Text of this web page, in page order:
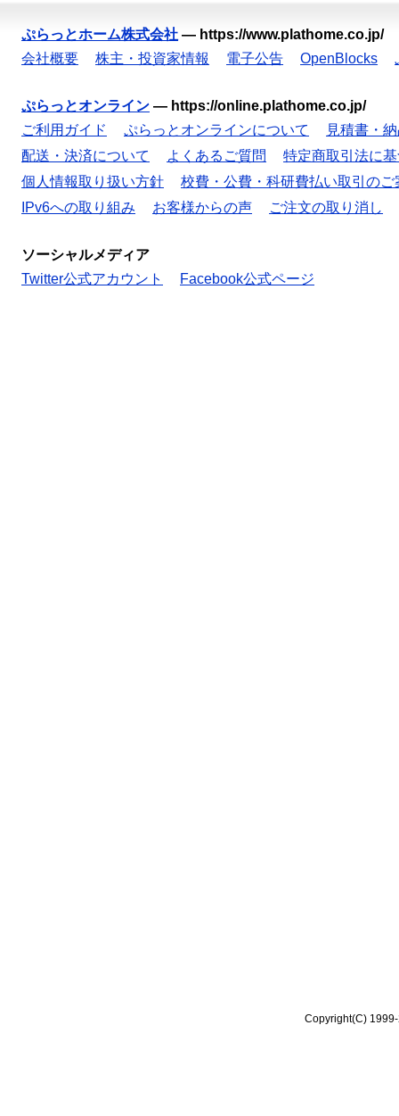
ぷらっとホーム株式会社 — https://www.plathome.co.jp/
会社概要
株主・投資家情報 電子公告 OpenBlocks
ぷらっとオンライン — https://online.plathome.co.jp/
ご利用ガイド
ぷらっとオンラインについて
見積書・
配送・決済について
よくあるご質問
特定商取引法に
個人情報取り扱い方針
校費・公費・科研費払い取引のご
IPv6への取り組み
お客様からの声 ご注文の取り消し
ソーシャルメディア
Twitter公式アカウント
Facebook公式ページ
Copyright(C)